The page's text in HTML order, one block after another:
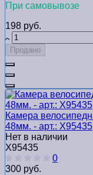
При самовывозе
198 руб.
Продано
Камера
48мм. - арт.: Х95435
Нет в наличии
Х95435
0
300 руб.